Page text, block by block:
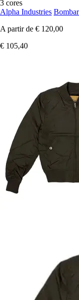
3 cores
Alpha Industries
A partir de € 120,00
€ 105,40